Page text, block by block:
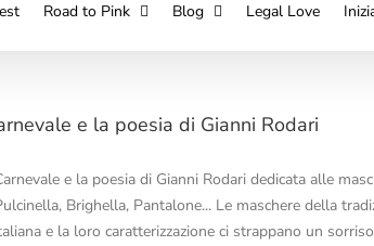
Road to Pink Blog Legal Love
e la poesia di Gianni Rodari
e la poesia di Gianni Rodari dedicata alle
Brighella, Pantalone... Le maschere della
e la loro caratterizzazione ci strappano un